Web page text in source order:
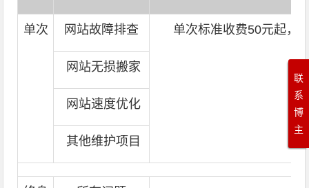
单次 网站故障排查 单次标准收费50元起，
网站无损搬家
网站速度优化
其他维护项目
联
系
博
主